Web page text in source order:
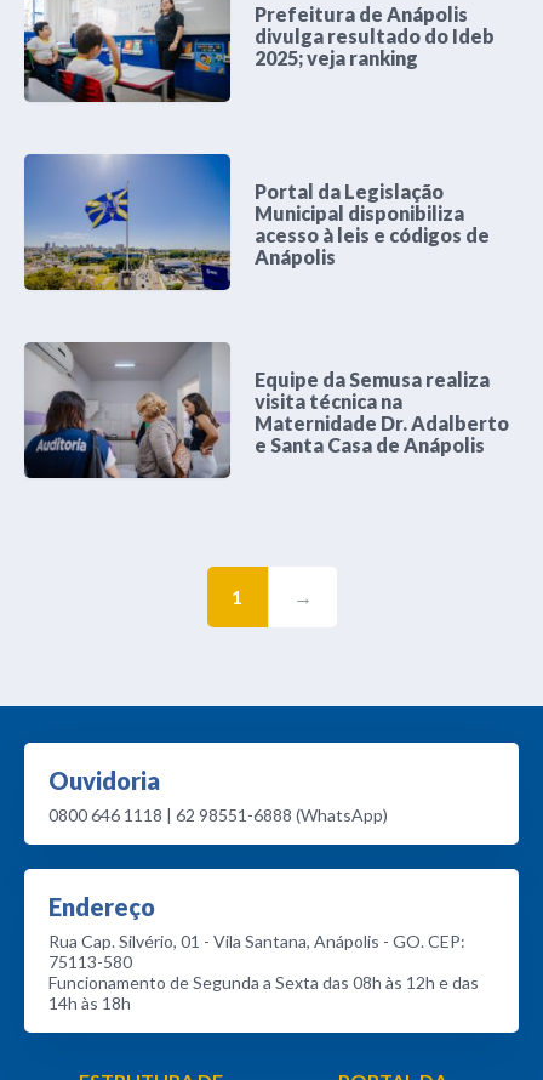
Prefeitura de Anápolis
divulga resultado do Ideb
2025; veja ranking
Portal da Legislação
Municipal disponibiliza
acesso à leis e códigos de
Anápolis
Equipe da Semusa realiza
visita técnica na
Maternidade Dr. Adalberto
e Santa Casa de Anápolis
1 →
Ouvidoria
0800 646 1118 | 62 98551-6888 (WhatsApp)
Endereço
Rua Cap. Silvério, 01 - Vila Santana, Anápolis - GO. CEP:
75113-580
Funcionamento de Segunda a Sexta das 08h às 12h e das
14h às 18h